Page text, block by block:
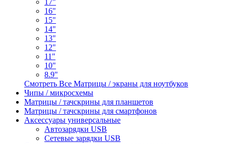
17"
16"
15"
14"
13"
12"
11"
10"
8.9"
Смотреть Все Матрицы / экраны для ноутбуков
Чипы / микросхемы
Матрицы / тачскрины для планшетов
Матрицы / тачскрины для смартфонов
Аксессуары универсальные
Автозарядки USB
Сетевые зарядки USB